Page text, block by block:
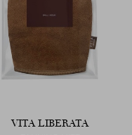
VITA LIBERATA